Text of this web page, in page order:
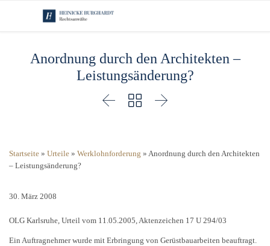
Anordnung durch den Architekten –
Leistungsänderung?
  
Startseite » Urteile » Werklohnforderung » Anordnung durch den Architekten
– Leistungsänderung?
30. März 2008
OLG Karlsruhe, Urteil vom 11.05.2005, Aktenzeichen 17 U 294/03
Ein Auftragnehmer wurde mit Erbringung von Gerüstbauarbeiten beauftragt.